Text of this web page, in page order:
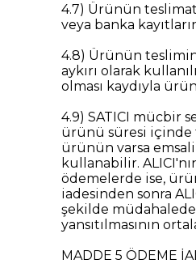
4.7) Ürünün
veya banka
4.8) Ürünün
aykırı olarak
olması kaydıyla
4.9) SATICI mücbir
ürünü süresi içinde
ürünün varsa
kullanabilir.
ödemelerde ise,
iadesinden sonra
şekilde müdahalede
yansıtılmasının
MADDE 5 ÖDEME